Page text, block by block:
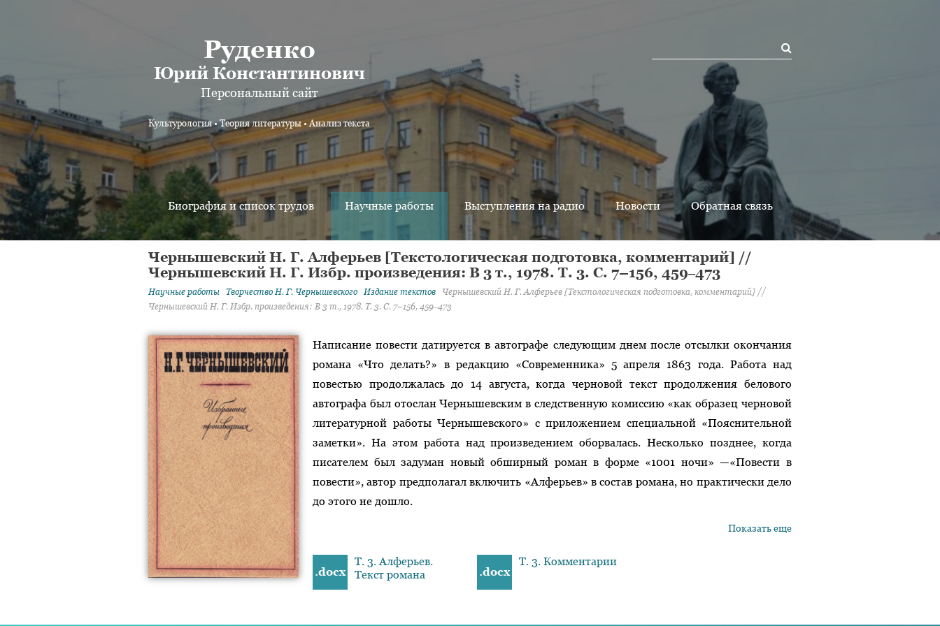
Руденко
Юрий Константинович
Персональный сайт
Культурология • Теория литературы • Анализ текста
Биография и список трудов Научные работы Выступления на радио Новости Обратная связь
Чернышевский Н. Г. Алферьев [Текстологическая подготовка, комментарий] //
Чернышевский Н. Г. Избр. произведения: В 3 т., 1978. Т. 3. С. 7–156, 459‒473
Научные работы Творчество Н. Г. Чернышевского Издание текстов Чернышевский Н. Г. Алферьев [Текстологическая подготовка, комментарий] //
Чернышевский Н. Г. Избр. произведения: В 3 т., 1978. Т. 3. С. 7–156, 459‒473
Написание повести датируется в автографе следующим днем после отсылки окончания
романа «Что делать?» в редакцию «Современника» 5 апреля 1863 года. Работа над
повестью продолжалась до 14 августа, когда черновой текст продолжения белового
автографа был отослан Чернышевским в следственную комиссию «как образец черновой
литературной работы Чернышевского» с приложением специальной «Пояснительной
заметки». На этом работа над произведением оборвалась. Несколько позднее, когда
писателем был задуман новый обширный роман в форме «1001 ночи» —«Повести в
повести», автор предполагал включить «Алферьев» в состав романа, но практически дело
до этого не дошло.
Показать еще
.docx
Т. 3. Алферьев.
Текст романа
.docx
Т. 3. Комментарии